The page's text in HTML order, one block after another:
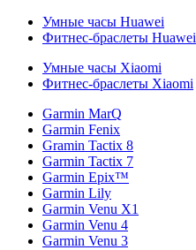
Умные часы Huawei
Фитнес-браслеты Huawei
Умные часы Xiaomi
Фитнес-браслеты Xiaomi
Garmin MarQ
Garmin Fenix
Gramin Tactix 8
Garmin Tactix 7
Garmin Epix™
Garmin Lily
Garmin Venu X1
Garmin Venu 4
Garmin Venu 3